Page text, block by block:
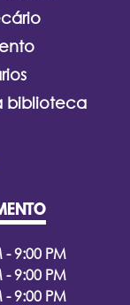
biblioteca
- 9:00 PM
- 9:00 PM
- 9:00 PM